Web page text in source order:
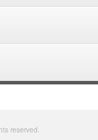
reserved.